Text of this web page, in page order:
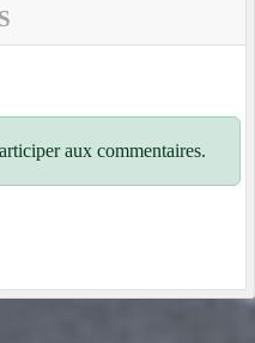
aux commentaires.